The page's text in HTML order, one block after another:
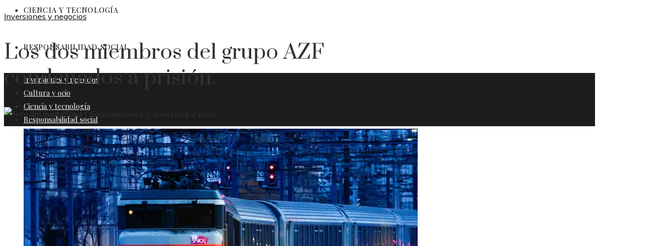
CIENCIA Y TECNOLOGÍA
RESPONSABILIDAD SOCIAL
Inversiones y negocios
Cultura y ocio
Ciencia y tecnología
Responsabilidad social
Inversiones y negocios
Los dos miembros del grupo AZF
condenados a prisión.
Raul J. Gomzalez Hace 2 años Hace 2 años